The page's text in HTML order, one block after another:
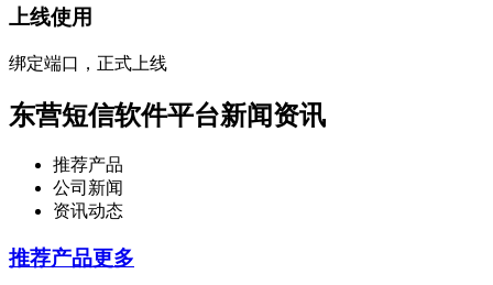
上线使用
绑定端口，正式上线
东营短信软件平台新闻资讯
推荐产品
公司新闻
资讯动态
推荐产品更多